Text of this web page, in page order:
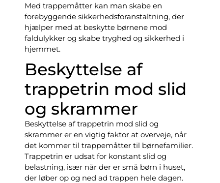
Med trappemåtter kan man skabe en
forebyggende sikkerhedsforanstaltning, der
hjælper med at beskytte børnene mod
faldulykker og skabe tryghed og sikkerhed i
hjemmet.
Beskyttelse af
trappetrin mod slid
og skrammer
Beskyttelse af trappetrin mod slid og
skrammer er en vigtig faktor at overveje, når
det kommer til trappemåtter til børnefamilier.
Trappetrin er udsat for konstant slid og
belastning, især når der er små børn i huset,
der løber op og ned ad trappen hele dagen.